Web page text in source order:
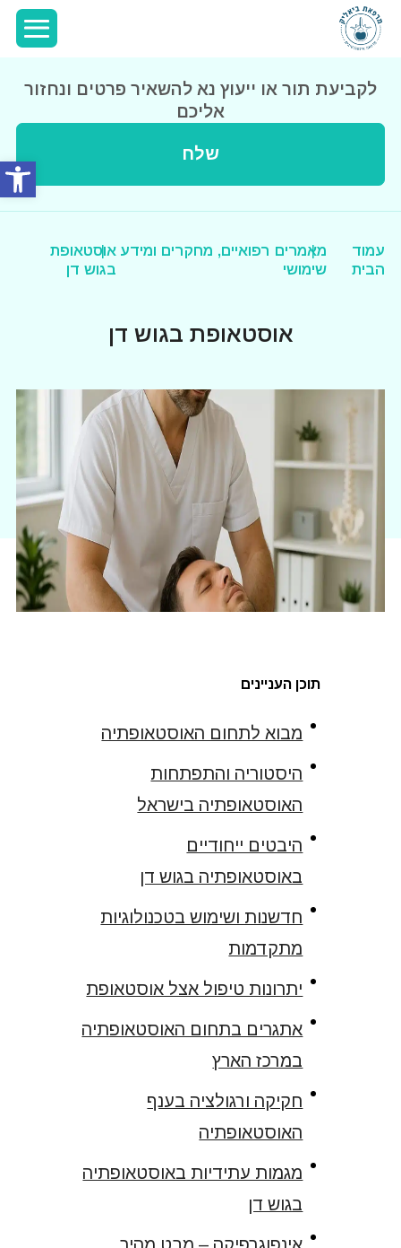
לקביעת תור או ייעוץ נא להשאיר פרטים ונחזור
אליכם
שלח
עמוד
הבית
מאמרים רפואיים, מחקרים ומידע
שימושי
אוסטאופת
בגוש דן
אוסטאופת בגוש דן
תוכן העניינים
מבוא לתחום האוסטאופתיה
היסטוריה והתפתחות
האוסטאופתיה בישראל
היבטים ייחודיים
באוסטאופתיה בגוש דן
חדשנות ושימוש בטכנולוגיות
מתקדמות
יתרונות טיפול אצל אוסטאופת
אתגרים בתחום האוסטאופתיה
במרכז הארץ
חקיקה ורגולציה בענף
האוסטאופתיה
מגמות עתידיות באוסטאופתיה
בגוש דן
אינפוגרפיקה – מבט מהיר
פתח